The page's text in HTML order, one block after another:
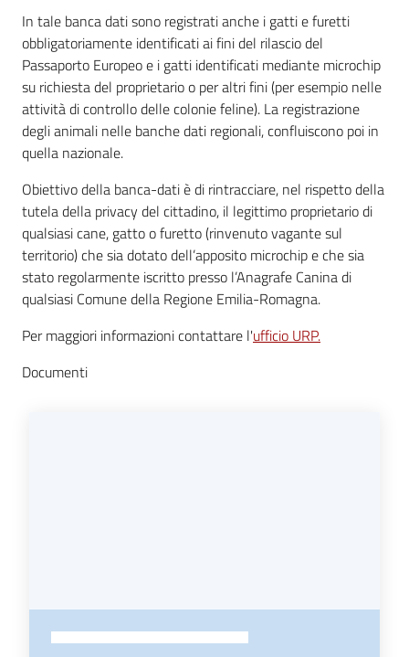
Amministrazione
Trasparente
Albo
pretorio
Tutti
gli
argomenti...
Menu selezionato
Seguici
su
In tale banca dati sono registrati anche i gatti e furetti
obbligatoriamente identificati ai fini del rilascio del
Passaporto Europeo e i gatti identificati mediante microchip
su richiesta del proprietario o per altri fini (per esempio nelle
attività di controllo delle colonie feline). La registrazione
degli animali nelle banche dati regionali, confluiscono poi in
quella nazionale.
Obiettivo della banca-dati è di rintracciare, nel rispetto della
tutela della privacy del cittadino, il legittimo proprietario di
qualsiasi cane, gatto o furetto (rinvenuto vagante sul
territorio) che sia dotato dell’apposito microchip e che sia
stato regolarmente iscritto presso l’Anagrafe Canina di
qualsiasi Comune della Regione Emilia-Romagna.
Per maggiori informazioni contattare l'ufficio URP.
Documenti